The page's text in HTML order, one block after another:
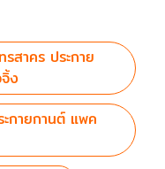
สาคร ประกาย
ง
กายกานต์ แพค